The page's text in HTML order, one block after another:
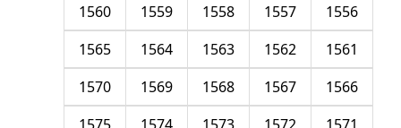
1556
1557
1558
1559
1560
1561
1562
1563
1564
1565
1566
1567
1568
1569
1570